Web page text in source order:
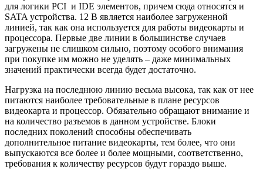
для логики PCI и IDE элементов, причем сюда относятся и
SATA устройства. 12 В является наиболее загруженной
линией, так как она используется для работы видеокарты и
процессора. Первые две линии в большинстве случаев
загружены не слишком сильно, поэтому особого внимания
при покупке им можно не уделять – даже минимальных
значений практически всегда будет достаточно.
Нагрузка на последнюю линию весьма высока, так как от нее
питаются наиболее требовательные в плане ресурсов
видеокарта и процессор. Обязательно обращают внимание и
на количество разъемов в данном устройстве. Блоки
последних поколений способны обеспечивать
дополнительное питание видеокарты, тем более, что они
выпускаются все более и более мощными, соответственно,
требования к количеству ресурсов будут гораздо выше.